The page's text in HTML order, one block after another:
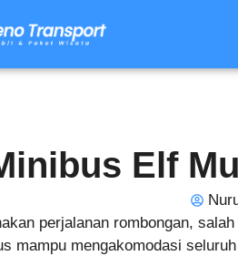
Elf
perjalanan rombongan,
mampu mengakomodasi